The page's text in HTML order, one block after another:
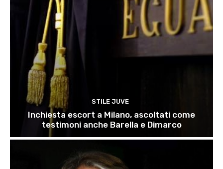
STILE JUVE
Inchiesta escort a Milano, ascoltati come
testimoni anche Barella e Dimarco